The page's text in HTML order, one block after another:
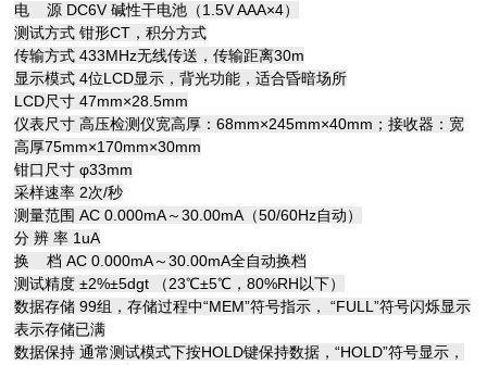
电 源 DC6V 碱性干电池（1.5V AAA×4）
测试方式 钳形CT，积分方式
传输方式 433MHz无线传送，传输距离30m
显示模式 4位LCD显示，背光功能，适合昏暗场所
LCD尺寸 47mm×28.5mm
仪表尺寸 高压检测仪宽高厚：68mm×245mm×40mm；接收器：宽
高厚75mm×170mm×30mm
钳口尺寸 φ33mm
采样速率 2次/秒
测量范围 AC 0.000mA～30.00mA（50/60Hz自动）
分 辨 率 1uA
换 档 AC 0.000mA～30.00mA全自动换档
测试精度 ±2%±5dgt （23℃±5℃，80%RH以下）
数据存储 99组，存储过程中“MEM”符号指示， “FULL”符号闪烁显示
表示存储已满
数据保持 通常测试模式下按HOLD键保持数据，“HOLD”符号显示，